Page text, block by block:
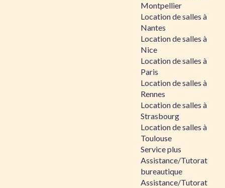
Montpellier
Location de salles à
Nantes
Location de salles à
Nice
Location de salles à
Paris
Location de salles à
Rennes
Location de salles à
Strasbourg
Location de salles à
Toulouse
Service plus
Assistance/Tutorat
bureautique
Assistance/Tutorat